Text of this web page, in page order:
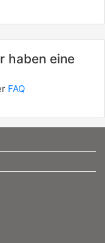
haben eine
FAQ